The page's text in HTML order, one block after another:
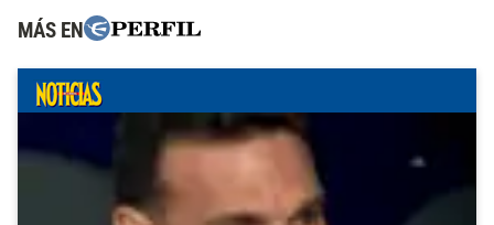
MÁS EN